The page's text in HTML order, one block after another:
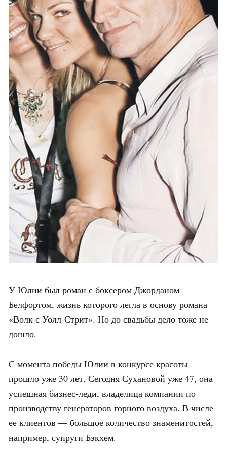
У Юлии был роман с боксером Джорданом
Белфортом, жизнь которого легла в основу романа
«Волк с Уолл-Стрит». Но до свадьбы дело тоже не
дошло.
С момента победы Юлии в конкурсе красоты
прошло уже 30 лет. Сегодня Сухановой уже 47, она
успешная бизнес-леди, владелица компании по
производству генераторов горного воздуха. В числе
ее клиентов — большое количество знаменитостей,
например, супруги Бэкхем.